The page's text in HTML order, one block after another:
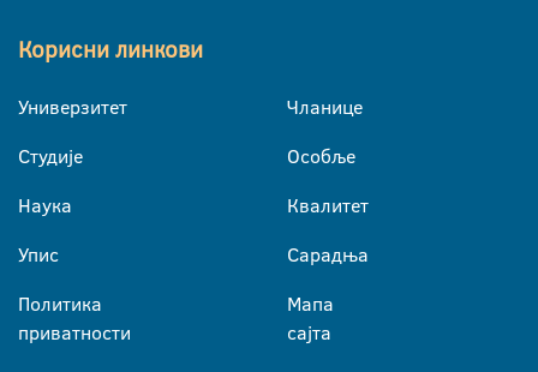
Корисни линкови
Универзитет
Студије
Наука
Упис
Политика
приватности
Чланице
Особље
Квалитет
Сарадња
Мапа
сајта